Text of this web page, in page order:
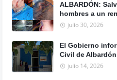
ALBARDÓN:
hombres a un
julio 30, 2026
El Gobierno
Civil de
julio 14, 2026